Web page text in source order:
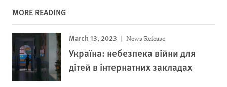
MORE READING
March 13, 2023 News Release
Україна: небезпека війни для
дітей в інтернатних закладах